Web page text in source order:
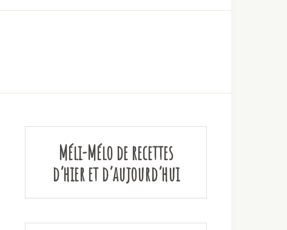
Méli-Mélo de recettes
d’hier et d’aujourd’hui